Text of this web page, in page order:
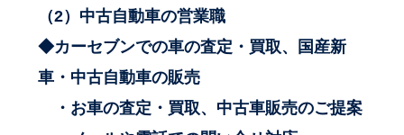
（2）中古自動車の営業職
◆カーセブンでの車の査定・買取、国産新
車・中古自動車の販売
・お車の査定・買取、中古車販売のご提案